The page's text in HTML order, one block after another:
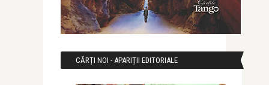
CĂRȚI NOI - APARIȚII EDITORIALE